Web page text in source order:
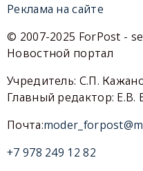
Реклама на сайте
© 2007-2025 ForPost -
Новостной портал
Учредитель: С.П.
Главный редактор: Е.В.
Почта:
+7 978 249 12 82